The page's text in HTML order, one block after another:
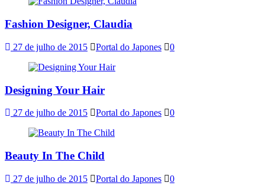
Fashion Designer, Claudia
27 de julho de 2015 Portal do Japones 0
Designing Your Hair
27 de julho de 2015 Portal do Japones 0
Beauty In The Child
27 de julho de 2015 Portal do Japones 0